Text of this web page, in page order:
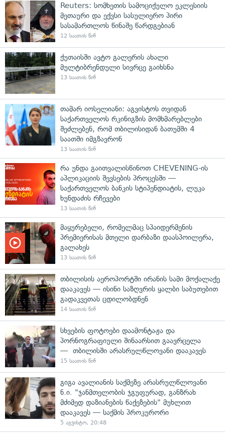
Reuters: სომხეთის სამოციქულო ეკლესიის
მეთაური და ექვსი სასულიერო პირი
სასამართლოს წინაშე წარდგებიან
12 საათის წინ
ქუთაისში ავტო გალერის ახალი
მულტიბრენდული სივრცე გაიხსნა
13 საათის წინ
თამარ იოსელიანი: აგვისტოს თვიდან
საქართველოს რკინიგზის მომხმარებლები
შეძლებენ, რომ თბილისიდან ბათუმში 4
საათში იმგზავრონ
13 საათის წინ
რა უნდა გაითვალისწინოთ CHEVENING-ის
აპლიკაციის შევსების პროცესში —
საქართველოს ბანკის სტიპენდიატის, ლუკა
ხუნდაძის რჩევები
13 საათის წინ
მაყურებელი, რომელმაც სპაიდერმენის
პრემიერისას მთელი დარბაზი დაასპოილერა,
გალახეს
13 საათის წინ
თბილისის აეროპორტში ირანის სამი მოქალაქე
დააკავეს — ისინი საზღვრის ყალბი საბუთებით
გადაკვეთას ცდილობდნენ
14 საათის წინ
სხვების ფოტოები დაამონტაჟა და
პორნოგრაფიული შინაარსით გაავრცელა
— თბილისში არასრულწლოვანი დააკავეს
15 საათის წინ
გიგა ავალიანის საქმეზე არასრულწლოვანი
ნ.ი. "ჯანმთელობის ჯგუფურად, განზრახ
მძიმედ დაზიანების წაქეზების" მუხლით
დააკავეს — საქმის პროკურორი
5 აგვისტო, 20:48